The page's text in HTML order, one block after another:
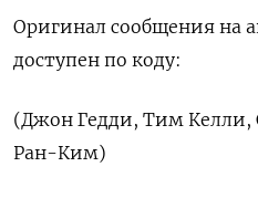
Оригинал сообщения на
доступен по коду:
(Джон Гедди, Тим Келли,
Ран-Ким)